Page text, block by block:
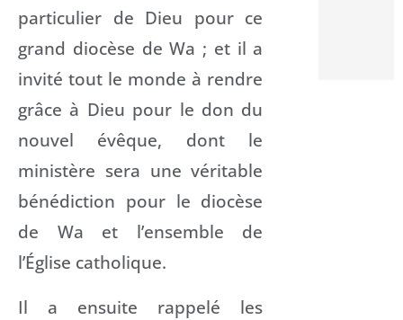
particulier de Dieu pour ce
grand diocèse de Wa ; et il a
invité tout le monde à rendre
grâce à Dieu pour le don du
nouvel évêque, dont le
ministère sera une véritable
bénédiction pour le diocèse
de Wa et l’ensemble de
l’Église catholique.
Il a ensuite rappelé les